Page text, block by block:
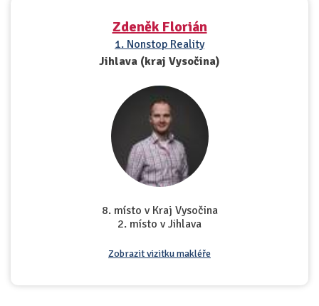
Zdeněk Florián
1. Nonstop Reality
Jihlava (kraj Vysočina)
8. místo v Kraj Vysočina
2. místo v Jihlava
Zobrazit vizitku makléře